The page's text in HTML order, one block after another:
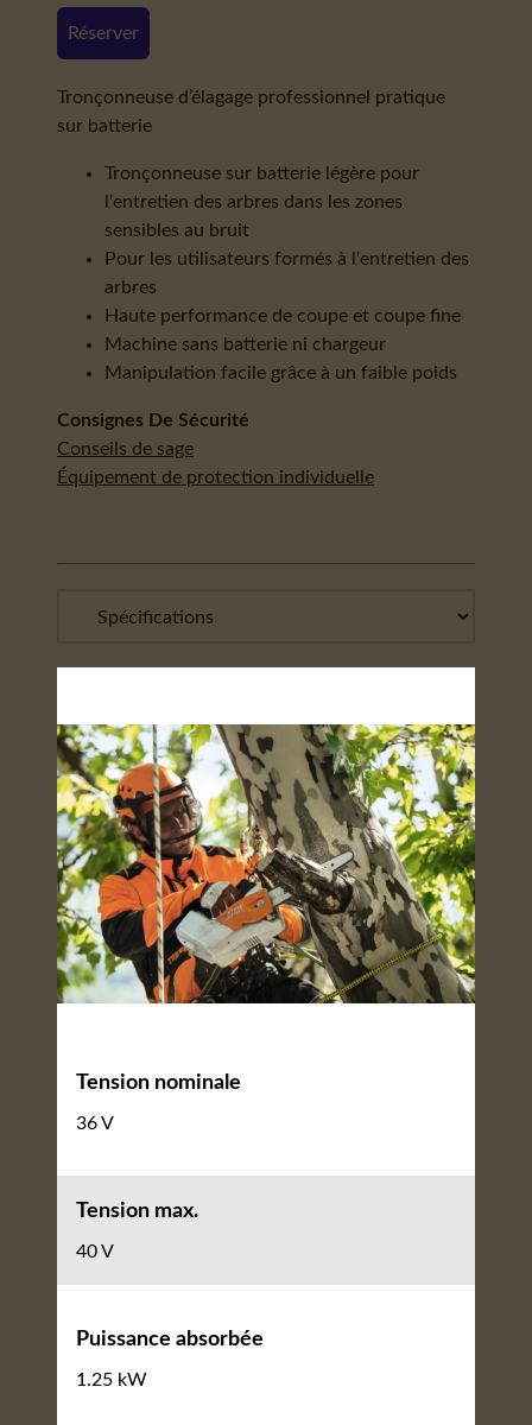
Réserver
Tronçonneuse d’élagage professionnel pratique
sur batterie
Tronçonneuse sur batterie légère pour
l'entretien des arbres dans les zones
sensibles au bruit
Pour les utilisateurs formés à l'entretien des
arbres
Haute performance de coupe et coupe fine
Machine sans batterie ni chargeur
Manipulation facile grâce à un faible poids
Consignes De Sécurité
Conseils de sage
Équipement de protection individuelle
Tension nominale
36 V
Tension max.
40 V
Puissance absorbée
1.25 kW